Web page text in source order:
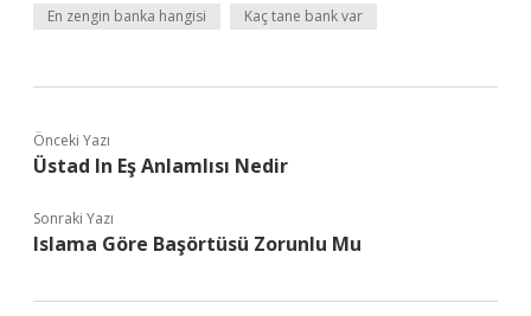
En zengin banka hangisi Kaç tane bank var
Önceki Yazı
Üstad In Eş Anlamlısı Nedir
Sonraki Yazı
Islama Göre Başörtüsü Zorunlu Mu